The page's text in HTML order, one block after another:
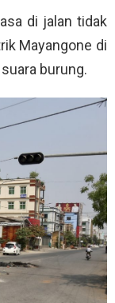
di jalan tidak
Mayangone di
burung.